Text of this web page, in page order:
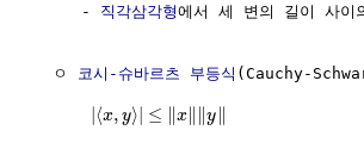
     -
직각삼각형에서 세 변의 길이 사이
  ㅇ
코시-슈바르츠 부등식 (Cauchy-
|⟨x, y⟩| ≤ ∥x∥ ∥y ∥